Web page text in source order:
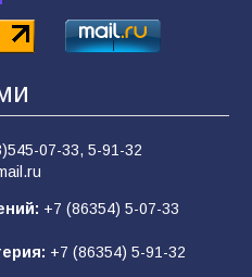
Всероссийского
вручили награды
07-33, 5-91-32
+7 (86354) 5-07-33
+7 (86354) 5-91-32